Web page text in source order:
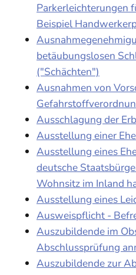
Parkerleichterungen
Beispiel
betäubungslosen
("Schächten")
Ausnahmen von
Ausschlagung der
Ausstellung einer
Ausstellung eines
deutsche
Wohnsitz im Inland
Ausstellung eines
Ausweispflicht -
Auszubildende im
Abschlussprüfung
Auszubildende zur